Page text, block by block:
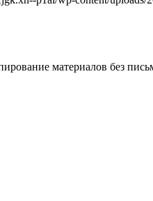
материалов без